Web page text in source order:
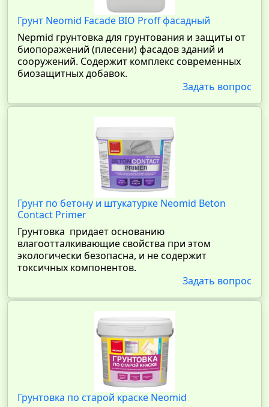
Грунт Neomid Facade BIO Proff фасадный
Nepmid грунтовка для грунтования и защиты от
биопоражений (плесени) фасадов зданий и
сооружений. Содержит комплекс современных
биозащитных добавок.
Задать вопрос
Грунт по бетону и штукатурке Neomid Beton
Contact Primer
Грунтовка придает основанию
влагоотталкивающие свойства при этом
экологически безопасна, и не содержит
токсичных компонентов.
Задать вопрос
Грунтовка по старой краске Neomid